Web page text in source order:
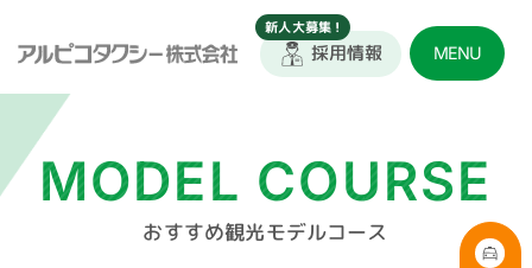
MENU
採用情報
おすすめ観光モデルコース
MODEL COURSE